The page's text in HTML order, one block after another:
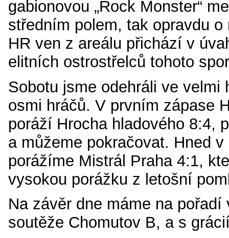
gabionovou „Rock Monster“
středním polem, tak opravdu
HR ven z areálu přichází v
elitních ostrostřelců tohoto
Sobotu jsme odehráli ve velmi
osmi hráčů. V prvním zápase
poráží Hrocha hladového 8:4,
a můžeme pokračovat. Hned
porážíme Mistrál Praha 4:1,
vysokou porážku z letošní
Na závěr dne máme na pořadí
soutěže Chomutov B, a s